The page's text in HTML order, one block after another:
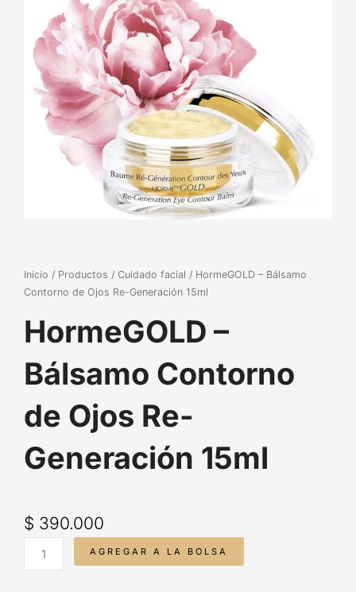
Inicio / Productos / Cuidado facial / HormeGOLD – Bálsamo
Contorno de Ojos Re-Generación 15ml
HormeGOLD –
Bálsamo Contorno
de Ojos Re-
Generación 15ml
$ 390.000
AGREGAR A LA BOLSA